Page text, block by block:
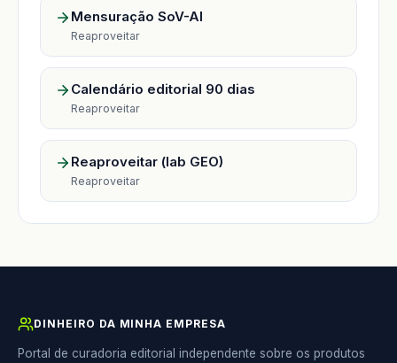
Mensuração SoV-AI
Reaproveitar
Calendário editorial 90 dias
Reaproveitar
Reaproveitar (lab GEO)
Reaproveitar
DINHEIRO DA MINHA EMPRESA
Portal de curadoria editorial independente sobre os produtos